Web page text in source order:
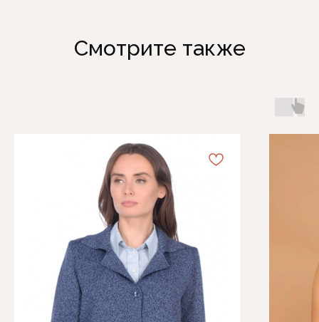
Смотрите также
Информация
Отзывы
О компании
Обмен и возврат
Белая Лилия
Оплата и доставка
Распродажа
Подарочные карты